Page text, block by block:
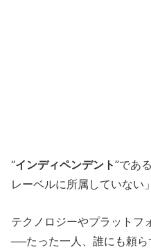
“インディペンデント”であ
レーベルに所属していない
テクノロジーやプラットフ
──たった一人、誰にも頼